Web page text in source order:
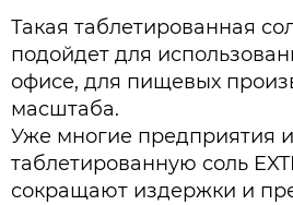
Такая таблетированная
подойдет для
офисе, для пищевых
масштаба.
Уже многие предприятия
таблетированную соль
сокращают издержки и